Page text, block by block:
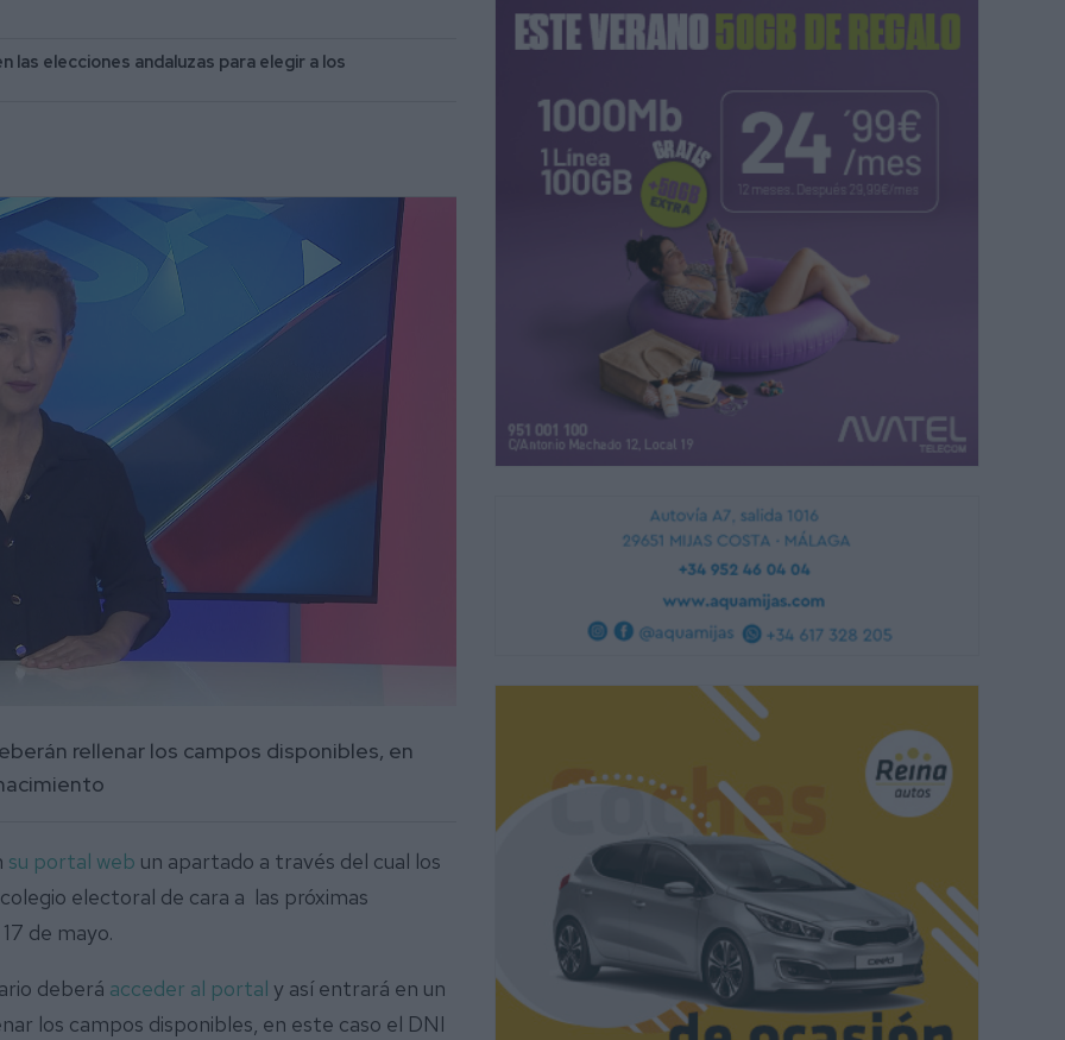
las elecciones andaluzas para elegir a los
rellenar los campos disponibles, en
su portal web un apartado a través del cual los
electoral de cara a las próximas
de mayo.
deberá acceder al portal y así entrará en un
los campos disponibles, en este caso el DNI